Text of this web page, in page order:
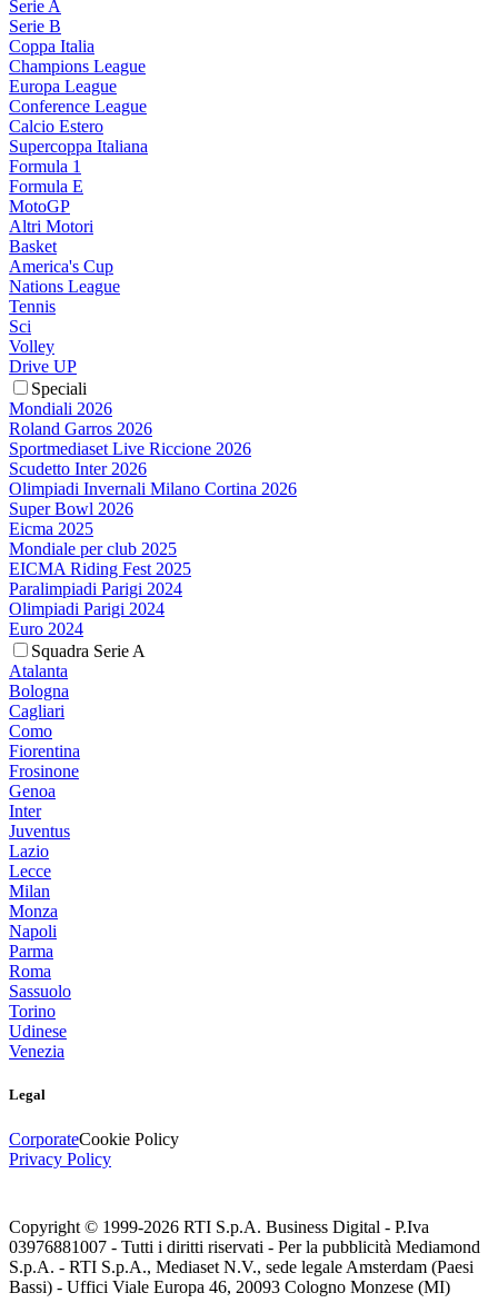
Serie A
Serie B
Coppa Italia
Champions League
Europa League
Conference League
Calcio Estero
Supercoppa Italiana
Formula 1
Formula E
MotoGP
Altri Motori
Basket
America's Cup
Nations League
Tennis
Sci
Volley
Drive UP
Speciali
Mondiali 2026
Roland Garros 2026
Sportmediaset Live Riccione 2026
Scudetto Inter 2026
Olimpiadi Invernali Milano Cortina 2026
Super Bowl 2026
Eicma 2025
Mondiale per club 2025
EICMA Riding Fest 2025
Paralimpiadi Parigi 2024
Olimpiadi Parigi 2024
Euro 2024
Squadra Serie A
Atalanta
Bologna
Cagliari
Como
Fiorentina
Frosinone
Genoa
Inter
Juventus
Lazio
Lecce
Milan
Monza
Napoli
Parma
Roma
Sassuolo
Torino
Udinese
Venezia
Legal
CorporateCookie Policy
Privacy Policy
Copyright © 1999-2026 RTI S.p.A. Business Digital - P.Iva
03976881007 - Tutti i diritti riservati - Per la pubblicità Mediamond
S.p.A. - RTI S.p.A., Mediaset N.V., sede legale Amsterdam (Paesi
Bassi) - Uffici Viale Europa 46, 20093 Cologno Monzese (MI)